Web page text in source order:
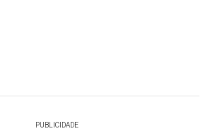
PUBLICIDADE